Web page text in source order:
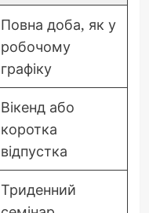
Повна доба, як у
робочому
графіку
Вікенд або
коротка
відпустка
Триденний